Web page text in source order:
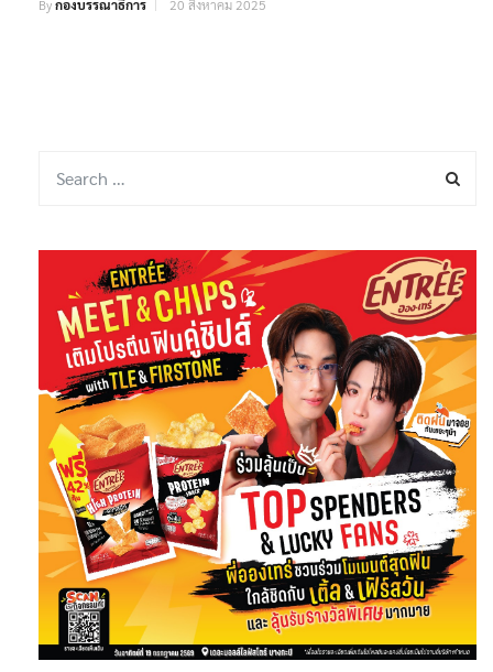
Byกองบรรณาธิการ 20 สิงหาคม 2025